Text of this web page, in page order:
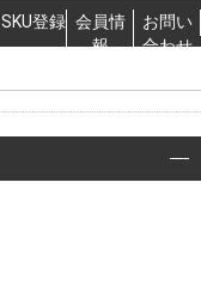
SKU登録 会員情
報
お問い
合わせ